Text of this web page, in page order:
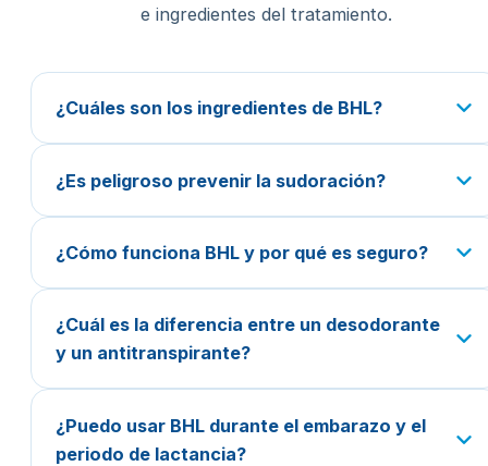
e ingredientes del tratamiento.
¿Cuáles son los ingredientes de BHL?
¿Es peligroso prevenir la sudoración?
¿Cómo funciona BHL y por qué es seguro?
¿Cuál es la diferencia entre un desodorante
y un antitranspirante?
¿Puedo usar BHL durante el embarazo y el
periodo de lactancia?